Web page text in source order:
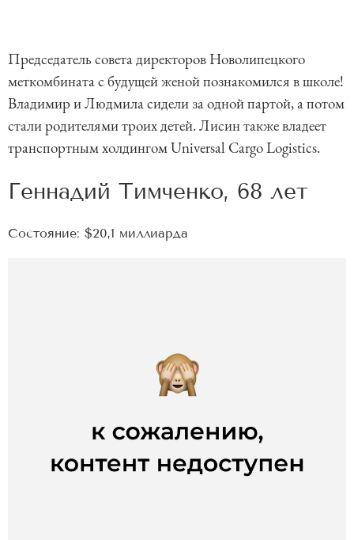
Председатель совета директоров Новолипецкого
меткомбината с будущей женой познакомился в школе!
Владимир и Людмила сидели за одной партой, а потом
стали родителями троих детей. Лисин также владеет
транспортным холдингом Universal Cargo Logistics.
Геннадий Тимченко, 68 лет
Состояние: $20,1 миллиарда